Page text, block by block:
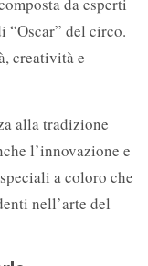
“Oscar” del circo.
creatività e
alla tradizione
l’innovazione e
a coloro che
nell’arte del